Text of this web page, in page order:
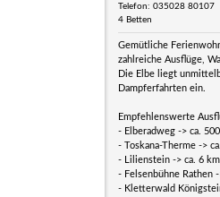
Telefon: 035028 80107
4 Betten
Gemütliche
zahlreiche Ausflüge,
Die Elbe liegt
Dampferfahrten ein.
Empfehlenswerte
- Elberadweg -> ca.
- Toskana-Therme ->
- Lilienstein -> ca. 6 km
- Felsenbühne Rathen
- Kletterwald